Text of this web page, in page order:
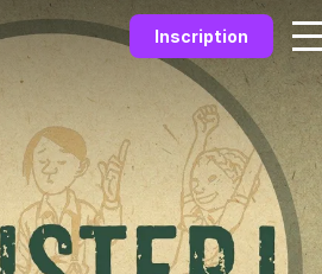
Inscription